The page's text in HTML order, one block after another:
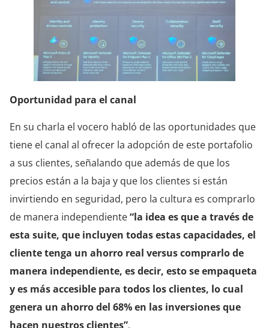
Oportunidad para el canal
En su charla el vocero habló de las oportunidades que
tiene el canal al ofrecer la adopción de este portafolio
a sus clientes, señalando que además de que los
precios están a la baja y que los clientes si están
invirtiendo en seguridad, pero la cultura es comprarlo
de manera independiente“la idea es que a través de
esta suite, que incluyen todas estas capacidades, el
cliente tenga un ahorro real versus comprarlo de
manera independiente, es decir, esto se empaqueta
y es más accesible para todos los clientes, lo cual
genera un ahorro del 68% en las inversiones que
hacen nuestros clientes”.